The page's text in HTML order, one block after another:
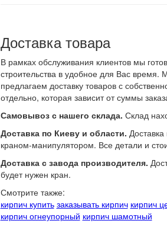
Доставка товара
В рамках обслуживания клиентов мы
строительства в удобное для Вас
предлагаем доставку товаров с
отдельно, которая зависит от суммы
Самовывоз с нашего склада. Склад
Доставка по Киеву и области.
краном-манипулятором. Все детали и
Доставка с завода производителя.
будет нужен кран.
Смотрите также:
кирпич купить заказывать кирпич кирпич
кирпич огнеупорный кирпич шамотный